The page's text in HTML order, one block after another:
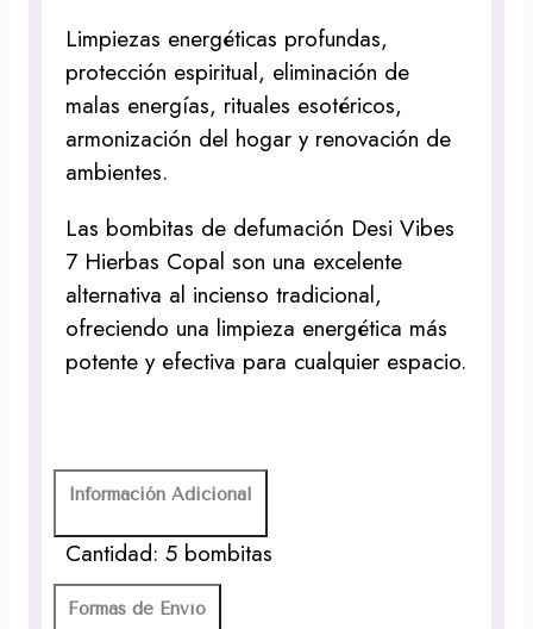
Limpiezas energéticas profundas,
protección espiritual, eliminación de
malas energías, rituales esotéricos,
armonización del hogar y renovación de
ambientes.
Las bombitas de defumación Desi Vibes
7 Hierbas Copal son una excelente
alternativa al incienso tradicional,
ofreciendo una limpieza energética más
potente y efectiva para cualquier espacio.
Información Adicional
Cantidad: 5 bombitas
Formas de Envío